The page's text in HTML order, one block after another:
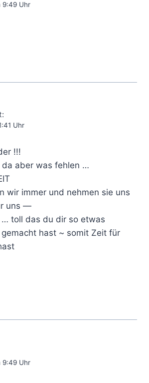
9:49 Uhr
Uhr
!!!
da aber was fehlen …
wir immer und nehmen sie uns
uns —
… toll das du dir so etwas
hast ~ somit Zeit für
9:49 Uhr